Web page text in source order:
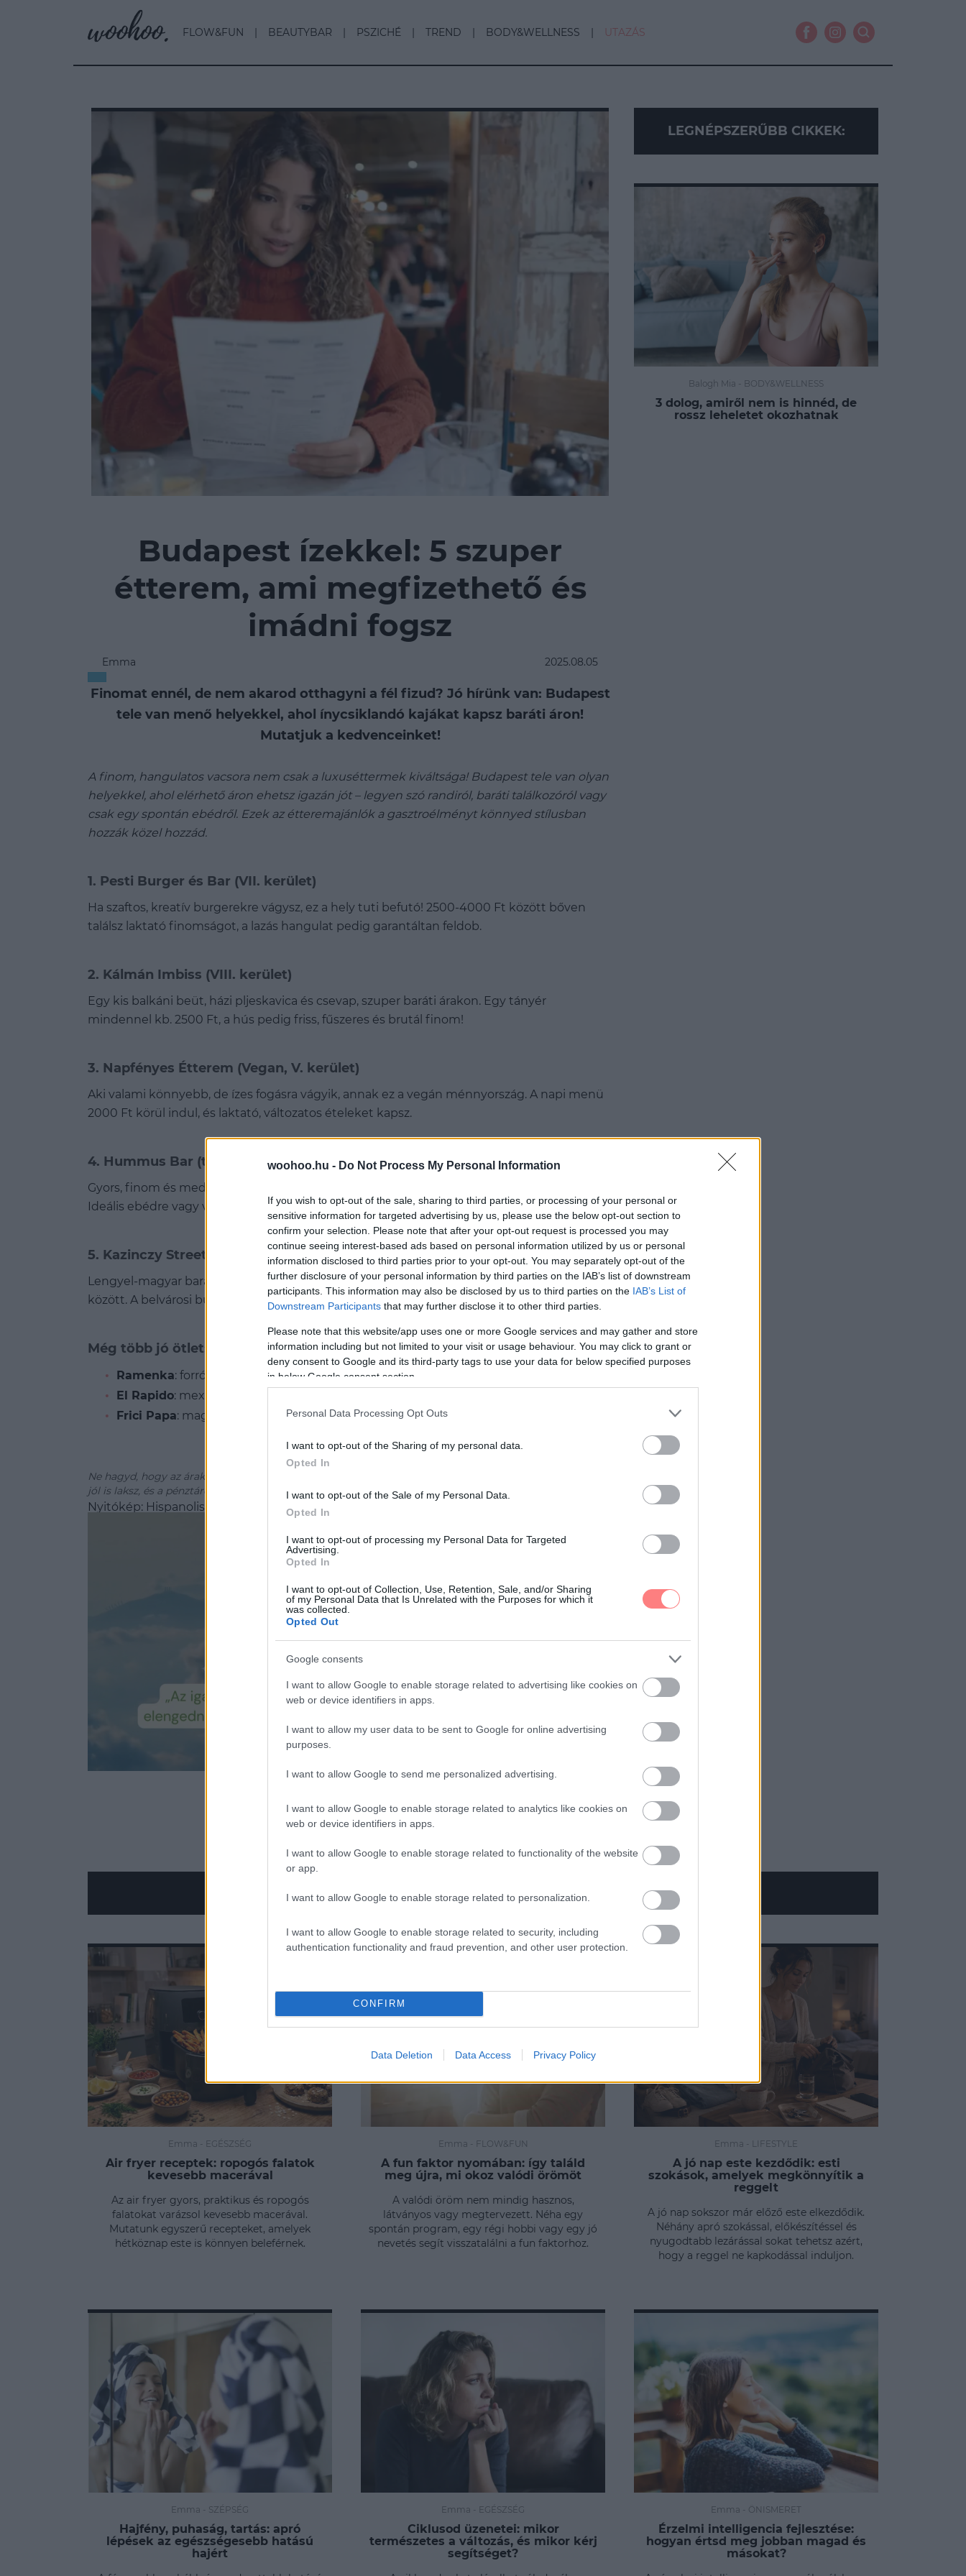
woohoo.hu - Do Not Process My Personal Information
If you wish to opt-out of the sale, sharing to third parties, or processing of your personal or
sensitive information for targeted advertising by us, please use the below opt-out section to
confirm your selection. Please note that after your opt-out request is processed you may
continue seeing interest-based ads based on personal information utilized by us or personal
information disclosed to third parties prior to your opt-out. You may separately opt-out of the
further disclosure of your personal information by third parties on the IAB’s list of downstream
participants. This information may also be disclosed by us to third parties on the IAB’s List of
Downstream Participants that may further disclose it to other third parties.
Please note that this website/app uses one or more Google services and may gather and store
information including but not limited to your visit or usage behaviour. You may click to grant or
deny consent to Google and its third-party tags to use your data for below specified purposes
in below Google consent section.
Personal Data Processing Opt Outs
I want to opt-out of the Sharing of my personal data.
Opted In
I want to opt-out of the Sale of my Personal Data.
Opted In
I want to opt-out of processing my Personal Data for Targeted
Advertising.
Opted In
I want to opt-out of Collection, Use, Retention, Sale, and/or Sharing
of my Personal Data that Is Unrelated with the Purposes for which it
was collected.
Opted Out
Google consents
I want to allow Google to enable storage related to advertising like cookies on
web or device identifiers in apps.
I want to allow my user data to be sent to Google for online advertising
purposes.
I want to allow Google to send me personalized advertising.
I want to allow Google to enable storage related to analytics like cookies on
web or device identifiers in apps.
I want to allow Google to enable storage related to functionality of the website
or app.
I want to allow Google to enable storage related to personalization.
I want to allow Google to enable storage related to security, including
authentication functionality and fraud prevention, and other user protection.
CONFIRM
Data Deletion Data Access Privacy Policy
FLOW&FUN BEAUTYBAR PSZICHÉ TREND BODY&WELLNESS UTAZÁS
Budapest ízekkel: 5 szuper
étterem, ami megfizethető és
imádni fogsz
Emma 2025.08.05
Finomat ennél, de nem akarod otthagyni a fél fizud? Jó hírünk van: Budapest
tele van menő helyekkel, ahol ínycsiklandó kajákat kapsz baráti áron!
Mutatjuk a kedvenceinket!
A finom, hangulatos vacsora nem csak a luxuséttermek kiváltsága! Budapest tele van olyan
helyekkel, ahol elérhető áron ehetsz igazán jót – legyen szó randiról, baráti találkozóról vagy
csak egy spontán ebédről. Ezek az étteremajánlók a gasztroélményt könnyed stílusban
hozzák közel hozzád.
1. Pesti Burger és Bar (VII. kerület)
Ha szaftos, kreatív burgerekre vágysz, ez a hely tuti befutó! 2500-4000 Ft között bőven
találsz laktató finomságot, a lazás hangulat pedig garantáltan feldob.
2. Kálmán Imbiss (VIII. kerület)
Egy kis balkáni beüt, házi pljeskavica és csevap, szuper baráti árakon. Egy tányér
mindennel kb. 2500 Ft, a hús pedig friss, fűszeres és brutál finom!
3. Napfényes Étterem (Vegan, V. kerület)
Aki valami könnyebb, de ízes fogásra vágyik, annak ez a vegán ménnyország. A napi menü
2000 Ft körül indul, és laktató, változatos ételeket kapsz.
4. Hummus Bar (több helyszín)
Gyors, finom és mediterrán: falafel, hummusz, shakshuka vagy sabich pár ezresből megvan.
Ideális ebédre vagy vacsira, ha valami gyors, de tartalmas kell.
5. Kazinczy Street Głowna Bistro (VII. kerület)
Lengyel-magyar barátság a konyhában! Lángos, pirog, levesek és tésztafélék 2500-3500 Ft
között. A belvárosi bulinegyedben egy tényleg meglepően jó ár-érték arányú hellyel.
Még több jó ötlet:
Ramenka: forró, fűszeres ramen 3000 Ft alatt.
El Rapido: mexikói gyors kaják, burritók, tacók.
Frici Papa: magyaros fogások, retró hangulatban, nagyon jó árakon.
Ne hagyd, hogy az árak elrettentsenek a kulináris élvezetektől! Budapest tele van olyan helyekkel, ahol
jól is laksz, és a pénztárcád sem sír utána.
Nyitókép: Hispanolistic/GettyImages
90.79%
LEGNÉPSZERŰBB CIKKEK:
Balogh Mia - BODY&WELLNESS
3 dolog, amiről nem is hinnéd, de
rossz leheletet okozhatnak
TOVÁBBI CIKKEK:
Emma - EGÉSZSÉG
Air fryer receptek: ropogós falatok
kevesebb macerával
Az air fryer gyors, praktikus és ropogós
falatokat varázsol kevesebb macerával.
Mutatunk egyszerű recepteket, amelyek
hétköznap este is könnyen beleférnek.
Emma - FLOW&FUN
A fun faktor nyomában: így találd
meg újra, mi okoz valódi örömöt
A valódi öröm nem mindig hasznos,
látványos vagy megtervezett. Néha egy
spontán program, egy régi hobbi vagy egy jó
nevetés segít visszatalálni a fun faktorhoz.
Emma - LIFESTYLE
A jó nap este kezdődik: esti
szokások, amelyek megkönnyítik a
reggelt
A jó nap sokszor már előző este elkezdődik.
Néhány apró szokással, előkészítéssel és
nyugodtabb lezárással sokat tehetsz azért,
hogy a reggel ne kapkodással induljon.
Emma - SZÉPSÉG
Hajfény, puhaság, tartás: apró
lépések az egészségesebb hatású
hajért
Emma - EGÉSZSÉG
Ciklusod üzenetei: mikor
természetes a változás, és mikor kérj
segítséget?
Emma - ÖNISMERET
Érzelmi intelligencia fejlesztése:
hogyan értsd meg jobban magad és
másokat?